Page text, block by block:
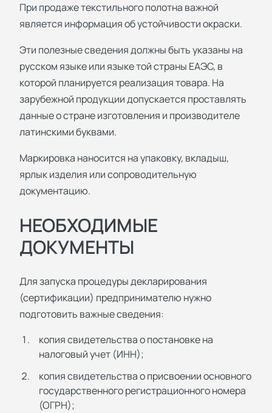
При продаже текстильного полотна важной
является информация об устойчивости окраски.
Эти полезные сведения должны быть указаны на
русском языке или языке той страны ЕАЭС, в
которой планируется реализация товара. На
зарубежной продукции допускается проставлять
данные о стране изготовления и производителе
латинскими буквами.
Маркировка наносится на упаковку, вкладыш,
ярлык изделия или сопроводительную
документацию.
НЕОБХОДИМЫЕ
ДОКУМЕНТЫ
Для запуска процедуры декларирования
(сертификации) предпринимателю нужно
подготовить важные сведения:
копия свидетельства о постановке на
налоговый учет (ИНН);
копия свидетельства о присвоении основного
государственного регистрационного номера
(ОГРН);